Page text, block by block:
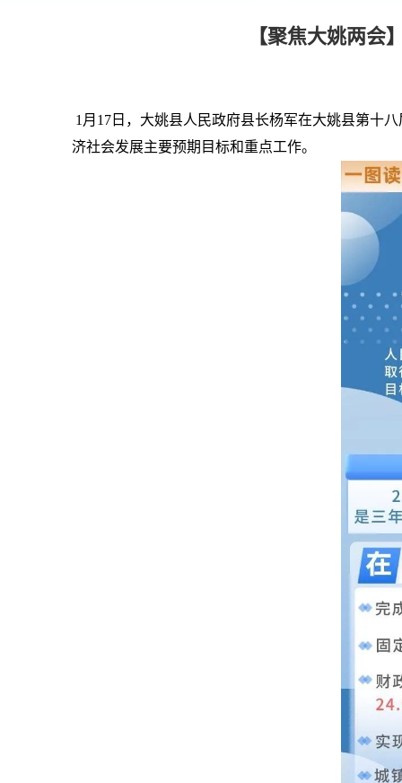
【聚焦大姚两会
1月17日，大姚县人民政府县长杨军在大姚县第十
济社会发展主要预期目标和重点工作。